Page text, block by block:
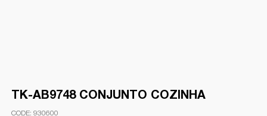
TK-AB9748 CONJUNTO COZINHA
930600